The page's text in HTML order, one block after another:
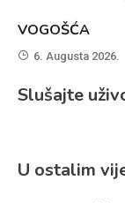
VOGOŠĆA
6. Augusta 2026.
Slušajte
U ostalim